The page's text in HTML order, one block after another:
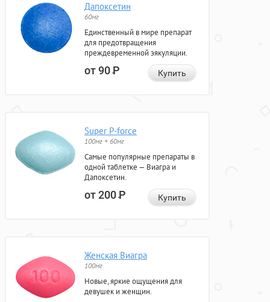
Дапоксетин
60мг
Единственный в мире препарат
для предотвращения
преждевременной эякуляции.
от 90Р Купить
Super P-force
100мг + 60мг
Самые популярные препараты в
одной таблетке — Виагра и
Дапоксетин.
от 200Р Купить
Женская Виагра
100мг
Новые, яркие ощущения для
девушек и женщин.